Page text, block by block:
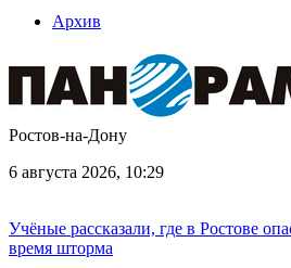
Архив
Ростов-на-Дону
6 августа 2026, 10:29
Учёные рассказали, где в Ростове
время шторма